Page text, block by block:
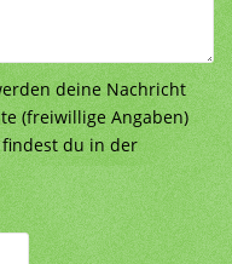
deine Nachricht
(freiwillige Angaben)
du in der